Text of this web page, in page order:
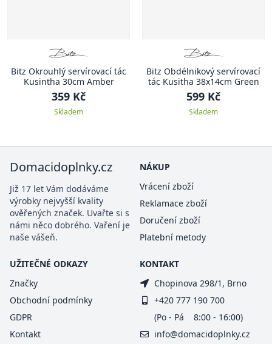
Bitz Okrouhlý servírovací tác
Kusintha 30cm Amber
359 Kč
Skladem
Bitz Obdélnikový servírovací
tác Kusitha 38x14cm Green
599 Kč
Skladem
Domacidoplnky.cz
Již 17 let Vám dodáváme
výrobky nejvyšší kvality
ověřených značek. Uvařte si s
námi něco dobrého. Vaření je
naše vášeň.
NÁKUP
Vrácení zboží
Reklamace zboží
Doručení zboží
Platební metody
UŽITEČNÉ ODKAZY
Značky
Obchodní podmínky
GDPR
Kontakt
KONTAKT
Chopinova 298/1, Brno
+420 777 190 700
(Po - Pá 8:00 - 16:00)
info@domacidoplnky.cz